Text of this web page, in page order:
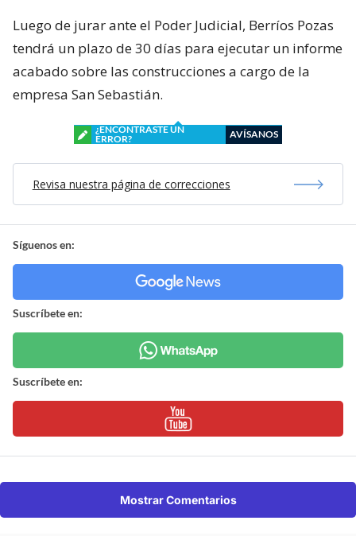
Luego de jurar ante el Poder Judicial, Berríos Pozas
tendrá un plazo de 30 días para ejecutar un informe
acabado sobre las construcciones a cargo de la
empresa San Sebastián.
¿ENCONTRASTE UN
ERROR?
AVÍSANOS
Revisa nuestra página de correcciones
Síguenos en:
Suscríbete en:
Suscríbete en:
Mostrar Comentarios